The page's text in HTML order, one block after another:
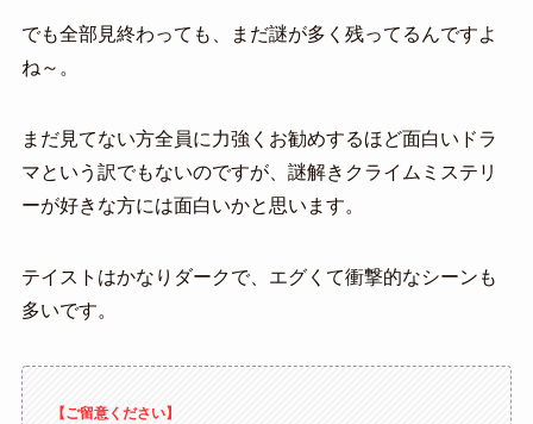
でも全部見終わっても、まだ謎が多く残ってるんですよ
ね～。
まだ見てない方全員に力強くお勧めするほど面白いドラ
マという訳でもないのですが、謎解きクライムミステリ
ーが好きな方には面白いかと思います。
テイストはかなりダークで、エグくて衝撃的なシーンも
多いです。
【ご留意ください】